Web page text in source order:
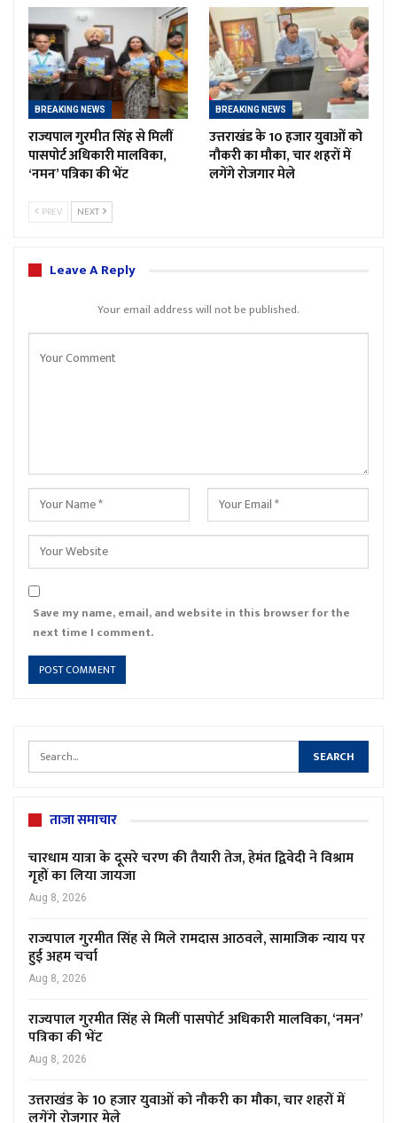
BREAKING NEWS
राज्यपाल गुरमीत सिंह से मिलीं
पासपोर्ट अधिकारी मालविका,
‘नमन’ पत्रिका की भेंट
BREAKING NEWS
उत्तराखंड के 10 हजार युवाओं को
नौकरी का मौका, चार शहरों में
लगेंगे रोजगार मेले
PREV NEXT
Leave A Reply
Your email address will not be published.
Save my name, email, and website in this browser for the
next time I comment.
ताजा समाचार
चारधाम यात्रा के दूसरे चरण की तैयारी तेज, हेमंत द्विवेदी ने विश्राम
गृहों का लिया जायजा
Aug 8, 2026
राज्यपाल गुरमीत सिंह से मिले रामदास आठवले, सामाजिक न्याय पर
हुई अहम चर्चा
Aug 8, 2026
राज्यपाल गुरमीत सिंह से मिलीं पासपोर्ट अधिकारी मालविका, ‘नमन’
पत्रिका की भेंट
Aug 8, 2026
उत्तराखंड के 10 हजार युवाओं को नौकरी का मौका, चार शहरों में